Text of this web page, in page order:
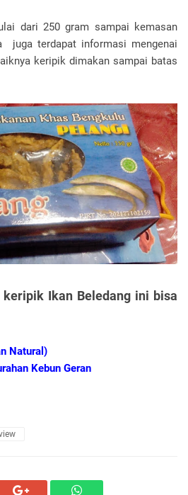
dari 250 gram sampai kemasan
juga terdapat informasi mengenai
keripik dimakan sampai batas
Ikan Beledang ini bisa
Natural)
Kebun Geran